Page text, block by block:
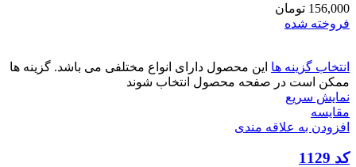
156,000 تومان
فروخته شده
انتخاب گزینه ها این محصول دارای انواع مختلفی می باشد. گزینه ها
ممکن است در صفحه محصول انتخاب شوند
نمایش سریع
مقايسه
افزودن به علاقه مندی
کد 1129